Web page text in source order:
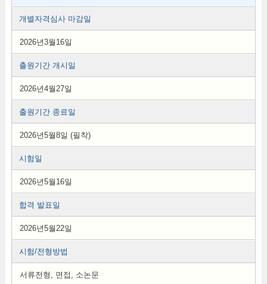
개별자격심사 마감일
2026년3월16일
출원기간 개시일
2026년4월27일
출원기간 종료일
2026년5월8일 (필착)
시험일
2026년5월16일
합격 발표일
2026년5월22일
시험/전형방법
서류전형, 면접, 소논문